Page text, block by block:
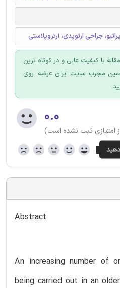
جراحی ارتوپدی، آرتروپلاستی
با کیفیت عالی و در کوتاه ترین
مجرب سایت ایران عرضه؛ روی
۰.۰
امتیازی ثبت نشده است)
Abstract
An increasing number of
being carried out in an